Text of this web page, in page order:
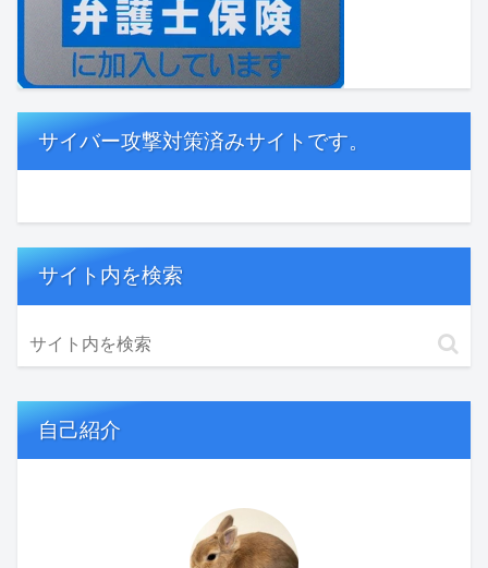
サイバー攻撃対策済みサイトです。
サイト内を検索
自己紹介